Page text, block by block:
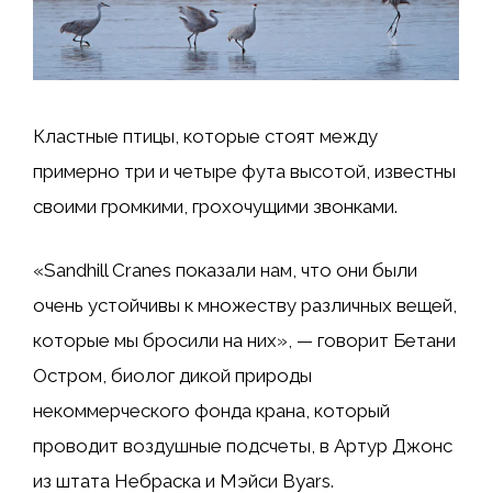
Кластные птицы, которые стоят между
примерно три и четыре фута высотой, известны
своими громкими, грохочущими звонками.
«Sandhill Cranes показали нам, что они были
очень устойчивы к множеству различных вещей,
которые мы бросили на них», — говорит Бетани
Остром, биолог дикой природы
некоммерческого фонда крана, который
проводит воздушные подсчеты, в Артур Джонс
из штата Небраска и Мэйси Byars.